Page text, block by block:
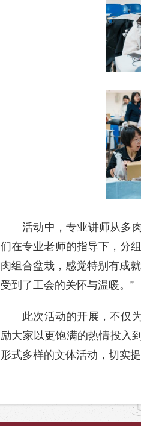
活动中，专业讲师从多
们在专业老师的指导下，分
肉组合盆栽，感觉特别有成
受到了工会的关怀与温暖。”
此次活动的开展，不仅
励大家以更饱满的热情投入
形式多样的文体活动，切实